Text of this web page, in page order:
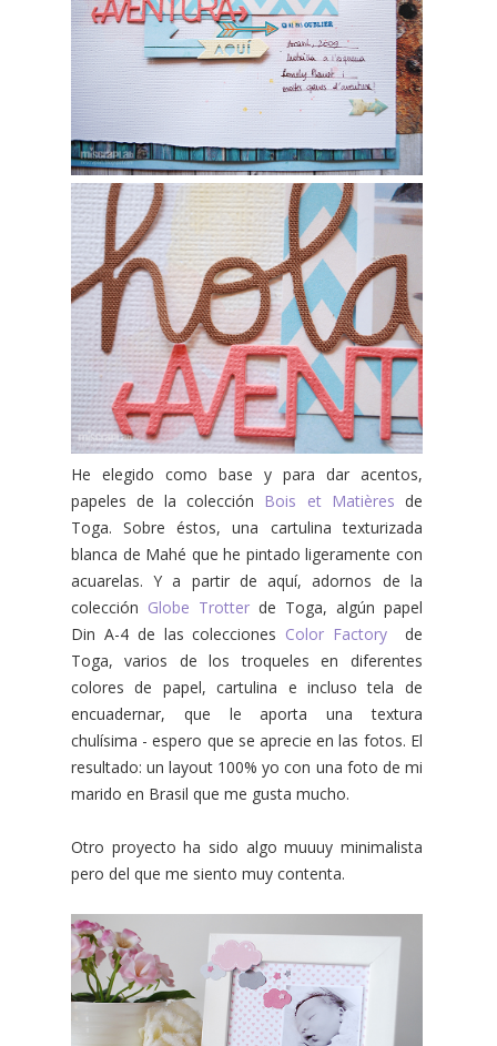
He elegido como base y para dar acentos,
papeles de la colección Bois et Matières de
Toga. Sobre éstos, una cartulina texturizada
blanca de Mahé que he pintado ligeramente con
acuarelas. Y a partir de aquí, adornos de la
colección Globe Trotterde Toga, algún papel
Din A-4 de las colecciones Color Factory de
Toga, varios de los troqueles en diferentes
colores de papel, cartulina e incluso tela de
encuadernar, que le aporta una textura
chulísima - espero que se aprecie en las fotos. El
resultado: un layout 100% yo con una foto de mi
marido en Brasil que me gusta mucho.
Otro proyecto ha sido algo muuuy minimalista
pero del que me siento muy contenta.